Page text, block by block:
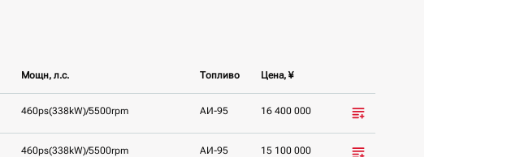
Мощн, л.с. Топливо Цена, ¥
460ps(338kW)/5500rpm AИ-95 16 400 000
460ps(338kW)/5500rpm AИ-95 15 100 000